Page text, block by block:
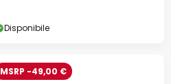
Disponibile
MSRP -49,00 €